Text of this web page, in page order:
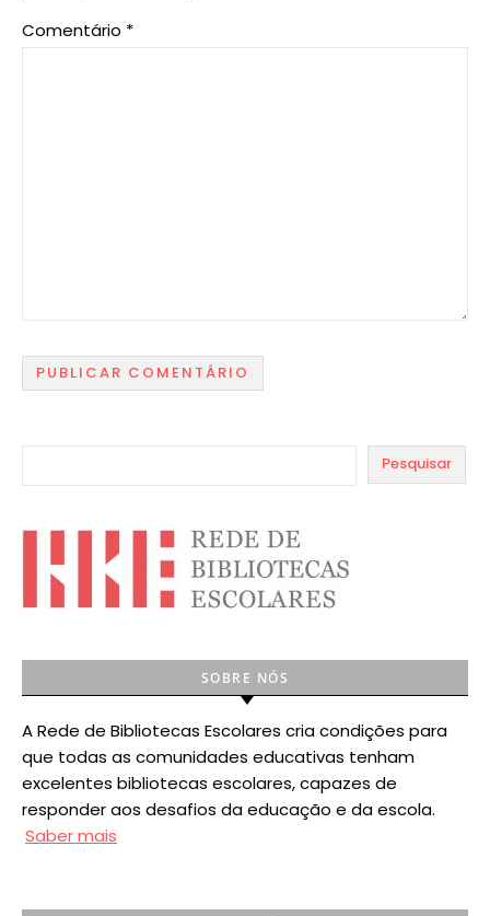
Comentário *
Pesquisar
SOBRE NÓS
A Rede de Bibliotecas Escolares cria condições para
que todas as comunidades educativas tenham
excelentes bibliotecas escolares, capazes de
responder aos desafios da educação e da escola.
Saber mais